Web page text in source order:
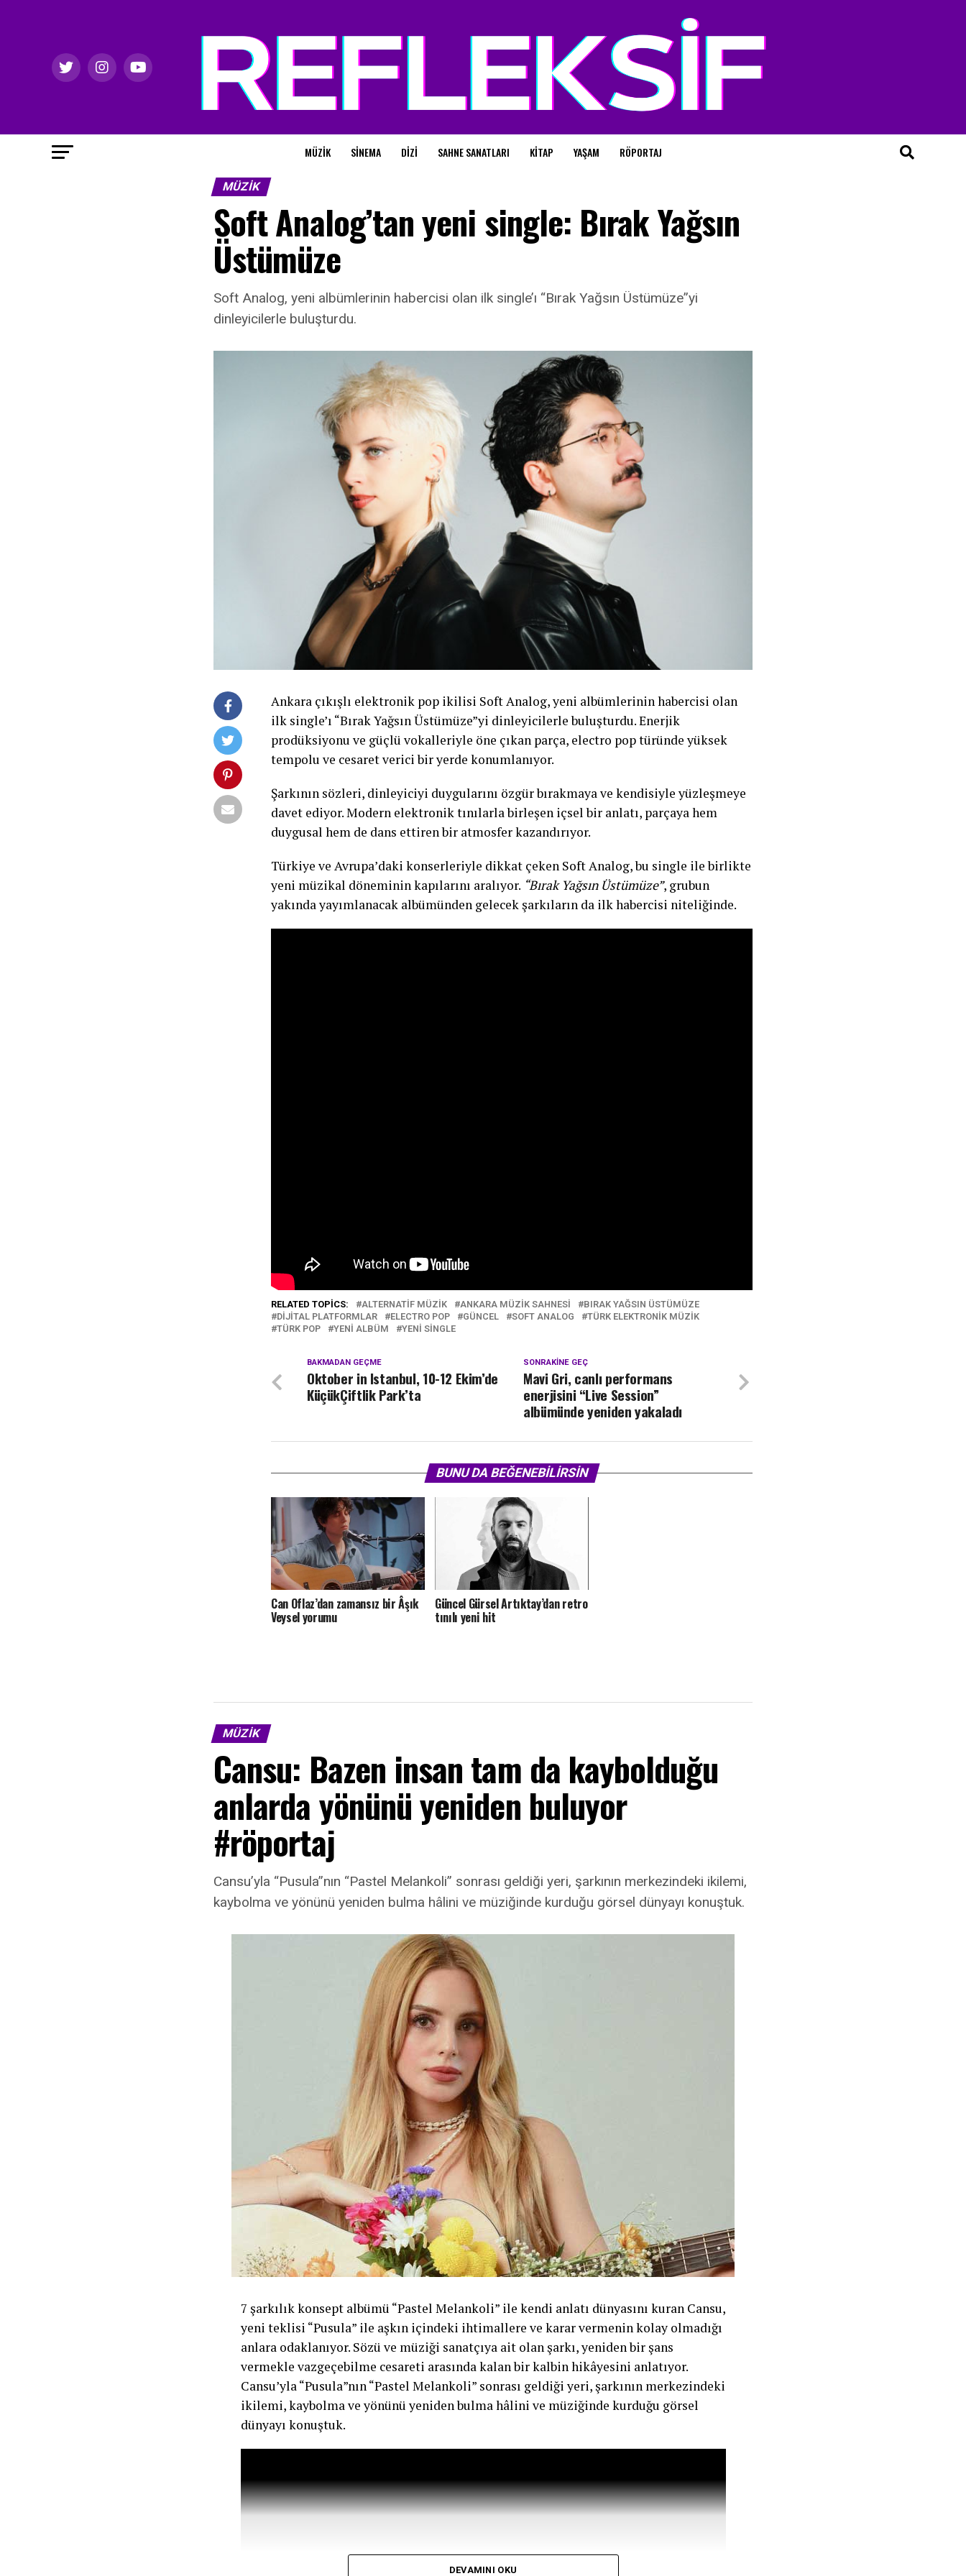
MÜZIK SINEMA DIZI SAHNE SANATLARI KITAP YAŞAM RÖPORTAJ
MÜZIK
Soft Analog’tan yeni single: Bırak Yağsın
Üstümüze
Soft Analog, yeni albümlerinin habercisi olan ilk single’ı “Bırak Yağsın Üstümüze”yi
dinleyicilerle buluşturdu.
Ankara çıkışlı elektronik pop ikilisi Soft Analog, yeni albümlerinin habercisi olan
ilk single’ı “Bırak Yağsın Üstümüze”yi dinleyicilerle buluşturdu. Enerjik
prodüksiyonu ve güçlü vokalleriyle öne çıkan parça, electro pop türünde yüksek
tempolu ve cesaret verici bir yerde konumlanıyor.
Şarkının sözleri, dinleyiciyi duygularını özgür bırakmaya ve kendisiyle yüzleşmeye
davet ediyor. Modern elektronik tınılarla birleşen içsel bir anlatı, parçaya hem
duygusal hem de dans ettiren bir atmosfer kazandırıyor.
Türkiye ve Avrupa’daki konserleriyle dikkat çeken Soft Analog, bu single ile birlikte
yeni müzikal döneminin kapılarını aralıyor. “Bırak Yağsın Üstümüze”, grubun
yakında yayımlanacak albümünden gelecek şarkıların da ilk habercisi niteliğinde.
RELATED TOPICS: ALTERNATIF MÜZIK ANKARA MÜZIK SAHNESI
BIRAK YAĞSIN ÜSTÜMÜZE
DIJITAL PLATFORMLAR
ELECTRO POP GÜNCEL SOFT ANALOG
TÜRK ELEKTRONIK MÜZIK
TÜRK POP
YENI ALBÜM YENI SINGLE
SONRAKINE GEÇ
Mavi Gri, canlı performans
enerjisini “Live Session”
albümünde yeniden yakaladı
BAKMADAN GEÇME
Oktober in Istanbul, 10-12 Ekim’de
KüçükÇiftlik Park’ta
BUNU DA BEĞENEBILIRSIN
Can Oflaz’dan zamansız bir Âşık
Veysel yorumu
Güncel Gürsel Artıktay’dan retro
tınılı yeni hit
MÜZIK
Cansu: Bazen insan tam da kaybolduğu
anlarda yönünü yeniden buluyor
#röportaj
Cansu’yla “Pusula”nın “Pastel Melankoli” sonrası geldiği yeri, şarkının merkezindeki ikilemi,
kaybolma ve yönünü yeniden bulma hâlini ve müziğinde kurduğu görsel dünyayı konuştuk.
7 şarkılık konsept albümü “Pastel Melankoli” ile kendi anlatı dünyasını kuran Cansu,
yeni teklisi “Pusula” ile aşkın içindeki ihtimallere ve karar vermenin kolay olmadığı
anlara odaklanıyor. Sözü ve müziği sanatçıya ait olan şarkı, yeniden bir şans
vermekle vazgeçebilme cesareti arasında kalan bir kalbin hikâyesini anlatıyor.
Cansu’yla “Pusula”nın “Pastel Melankoli” sonrası geldiği yeri, şarkının merkezindeki
ikilemi, kaybolma ve yönünü yeniden bulma hâlini ve müziğinde kurduğu görsel
dünyayı konuştuk.
DEVAMINI OKU